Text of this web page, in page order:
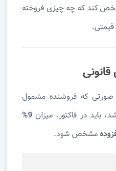
کند که چه چیزی فروخته
قیمتی.
صورتی که فروشنده مشمول
باید در فاکتور، میزان
9%
مشخص شود.